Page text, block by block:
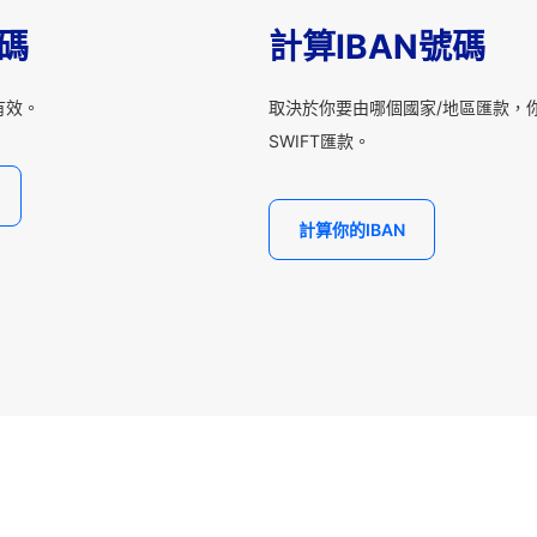
。
計算IBAN號碼
取決於你要由哪個國家/地區匯款，
SWIFT匯款。
計算你的IBAN